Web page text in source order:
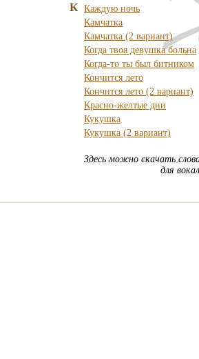
К Каждую ночь
Камчатка
Камчатка (2 вариант)
Когда твоя девушка больна
Когда-то ты был битником
Кончится лето
Кончится лето (2 вариант)
Красно-желтые дни
Кукушка
Кукушка (2 вариант)
Здесь можно скачать
для